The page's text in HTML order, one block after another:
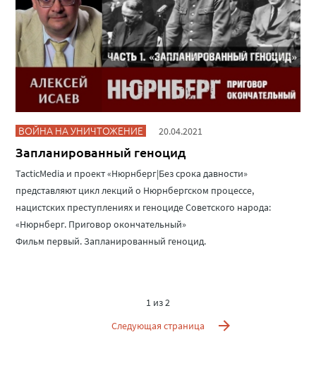
ВОЙНА НА УНИЧТОЖЕНИЕ 20.04.2021
Запланированный геноцид
TacticMedia и проект «Нюрнберг|Без срока давности»
представляют цикл лекций о Нюрнбергском процессе,
нацистских преступлениях и геноциде Советского народа:
«Нюрнберг. Приговор окончательный»
Фильм первый. Запланированный геноцид.
1 из 2
Следующая страница